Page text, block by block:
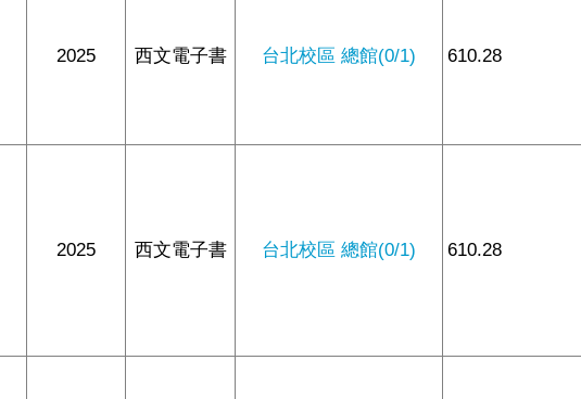
2025 西文電子書 台北校區 總館(0/1) 610.28
2025 西文電子書 台北校區 總館(0/1) 610.28